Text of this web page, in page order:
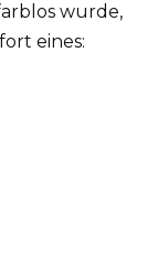
wurde,
eines: